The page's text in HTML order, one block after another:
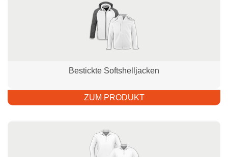
Bestickte Softshelljacken
ZUM PRODUKT